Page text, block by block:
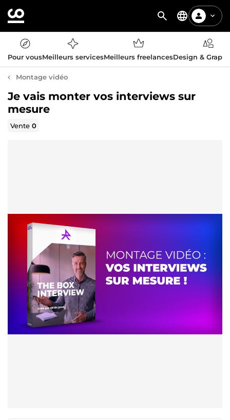
Pour vousMeilleurs servicesMeilleurs freelancesDesign &
Montage vidéo
Je vais monter vos interviews sur
mesure
Vente0